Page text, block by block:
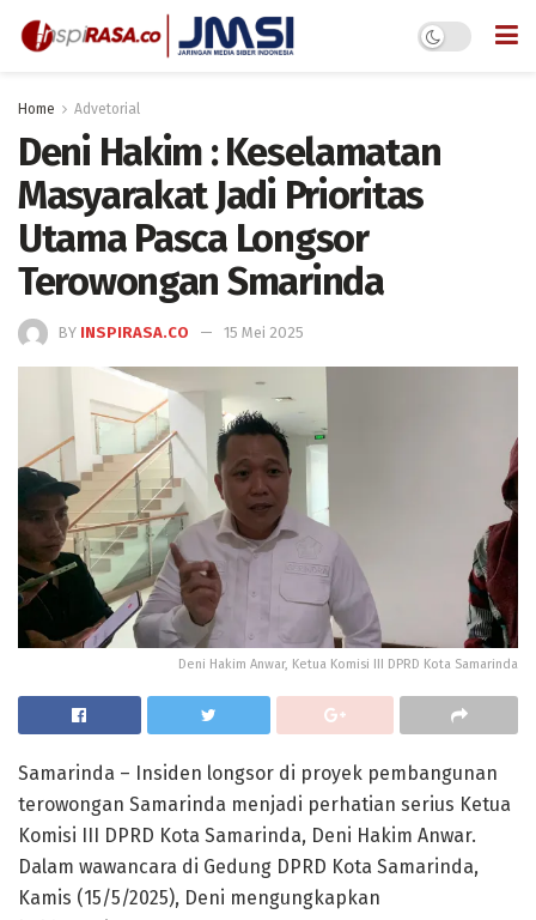
Home Advetorial
Deni Hakim : Keselamatan
Masyarakat Jadi Prioritas
Utama Pasca Longsor
Terowongan Smarinda
BY INSPIRASA.CO 15 Mei 2025
Deni Hakim Anwar, Ketua Komisi III DPRD Kota Samarinda
Samarinda – Insiden longsor di proyek pembangunan
terowongan Samarinda menjadi perhatian serius Ketua
Komisi III DPRD Kota Samarinda, Deni Hakim Anwar.
Dalam wawancara di Gedung DPRD Kota Samarinda,
Kamis (15/5/2025), Deni mengungkapkan